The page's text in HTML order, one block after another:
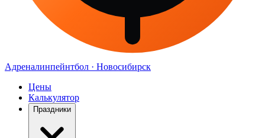
Адреналинпейнтбол · Новосибирск
Цены
Калькулятор
Праздники